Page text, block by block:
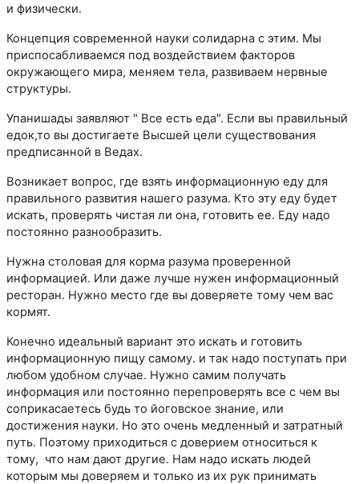
и физически.
Концепция современной науки солидарна с этим. Мы
приспосабливаемся под воздействием факторов
окружающего мира, меняем тела, развиваем нервные
структуры.
Упанишады заявляют " Все есть еда". Если вы правильный
едок,то вы достигаете Высшей цели существования
предписанной в Ведах.
Возникает вопрос, где взять информационную еду для
правильного развития нашего разума. Кто эту еду будет
искать, проверять чистая ли она, готовить ее. Еду надо
постоянно разнообразить.
Нужна столовая для корма разума проверенной
информацией. Или даже лучше нужен информационный
ресторан. Нужно место где вы доверяете тому чем вас
кормят.
Конечно идеальный вариант это искать и готовить
информационную пищу самому. и так надо поступать при
любом удобном случае. Нужно самим получать
информация или постоянно перепроверять все с чем вы
соприкасаетесь будь то йоговское знание, или
достижения науки. Но это очень медленный и затратный
путь. Поэтому приходиться с доверием относиться к
тому, что нам дают другие. Нам надо искать людей
которым мы доверяем и только из их рук принимать